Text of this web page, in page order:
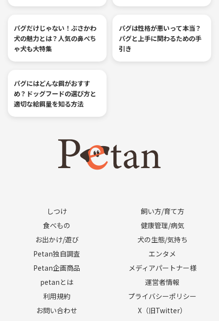
パグだけじゃない！ぶさかわ
犬の魅力とは？人気の鼻ぺち
ゃ犬も大特集
パグは性格が悪いって本当？
パグと上手に関わるための手
引き
パグにはどんな餌がおすす
め？ドッグフードの選び方と
適切な給餌量を知る方法
しつけ
飼い方/育て方
食べもの
健康管理/病気
お出かけ/遊び
犬の生態/気持ち
Petan独自調査
エンタメ
Petan企画商品
メディアパートナー様
petanとは
運営者情報
利用規約
プライバシーポリシー
お問い合わせ
X（旧Twitter）